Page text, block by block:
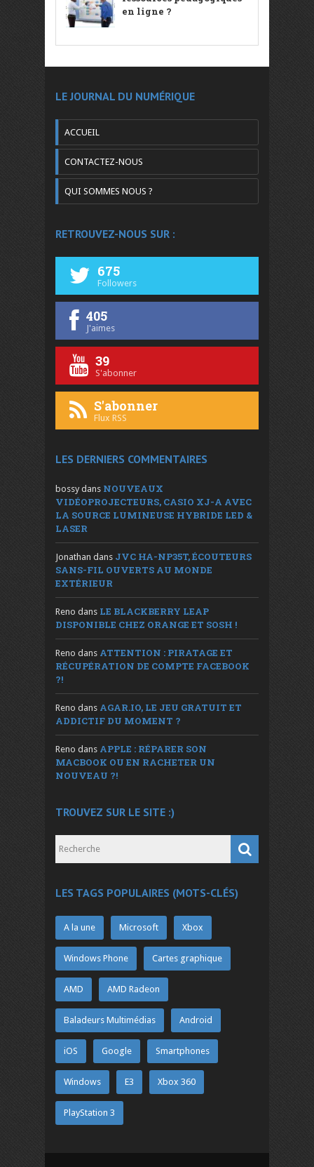
en ligne ?
LE JOURNAL DU NUMÉRIQUE
ACCUEIL
CONTACTEZ-NOUS
QUI SOMMES NOUS ?
RETROUVEZ-NOUS SUR :
675
Followers
405
J'aimes
39
S'abonner
S'abonner
Flux RSS
LES DERNIERS COMMENTAIRES
bossy dans NOUVEAUX
VIDÉOPROJECTEURS, CASIO XJ-A AVEC
LA SOURCE LUMINEUSE HYBRIDE LED &
LASER
Jonathan dans JVC HA-NP35T, ÉCOUTEURS
SANS-FIL OUVERTS AU MONDE
EXTÉRIEUR
Reno dans LE BLACKBERRY LEAP
DISPONIBLE CHEZ ORANGE ET SOSH !
Reno dans ATTENTION : PIRATAGE ET
RÉCUPÉRATION DE COMPTE FACEBOOK
?!
Reno dans AGAR.IO, LE JEU GRATUIT ET
ADDICTIF DU MOMENT ?
Reno dans APPLE : RÉPARER SON
MACBOOK OU EN RACHETER UN
NOUVEAU ?!
TROUVEZ SUR LE SITE :)
LES TAGS POPULAIRES (MOTS-CLÉS)
A la une Microsoft Xbox
Windows Phone Cartes graphique
AMD AMD Radeon
Baladeurs Multimédias Android
iOS Google Smartphones
Windows E3 Xbox 360
PlayStation 3